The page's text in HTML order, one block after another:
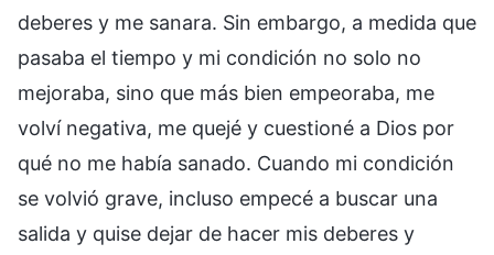
deberes y me sanara. Sin embargo, a medida que
pasaba el tiempo y mi condición no solo no
mejoraba, sino que más bien empeoraba, me
volví negativa, me quejé y cuestioné a Dios por
qué no me había sanado. Cuando mi condición
se volvió grave, incluso empecé a buscar una
salida y quise dejar de hacer mis deberes y